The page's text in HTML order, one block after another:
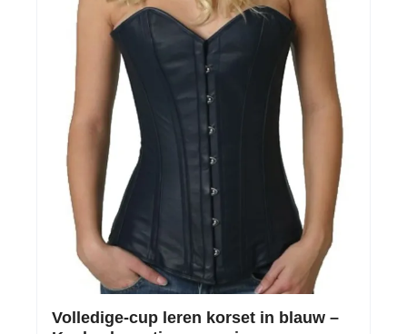
Volledige-cup leren korset in blauw –